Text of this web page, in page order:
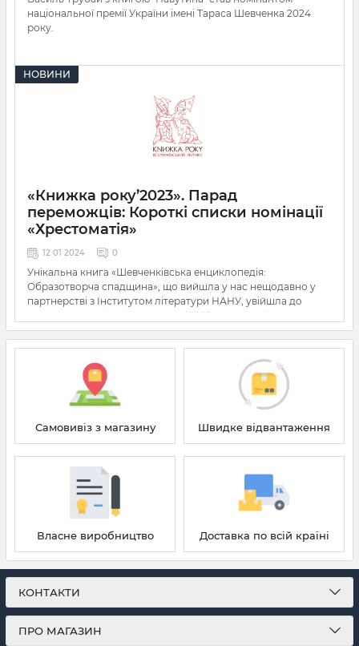
національної премії України імені Тараса Шевченка 2024
року.
НОВИНИ
«Книжка року’2023». Парад
переможців: Короткі списки номінації
«Хрестоматія»
12 01 2024 0
Унікальна книга «Шевченківська енциклопедія:
Образотворча спадщина», що вийшла у нас нещодавно у
партнерстві з Інститутом літератури НАНУ, увійшла до
коротких списків «Книжка року’2023», номінації
«Хрестоматія».
http://bukvoid.com.ua/events/raityng/2024/01/11/080409.html
Самовивіз з магазину Швидке відвантаження
Власне виробництво Доставка по всій країні
КОНТАКТИ
ПРО МАГАЗИН